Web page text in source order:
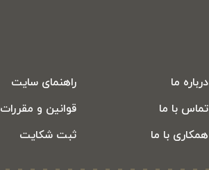
درباره ما
تماس با ما
همکاری با ما
راهنمای سایت
قوانین و مقررات
ثبت شکایت